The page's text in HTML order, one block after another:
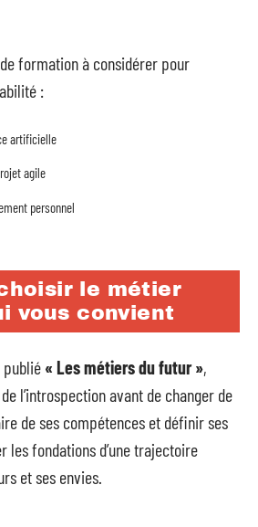
formation à considérer pour
:
artificielle
agile
personnel
le métier
vous convient
publié « Les métiers du futur »,
l’introspection avant de changer de
de ses compétences et définir ses
les fondations d’une trajectoire
et ses envies.